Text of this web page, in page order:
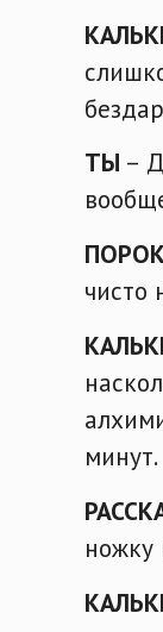
ТЫ –
чисто
минут.
ножку